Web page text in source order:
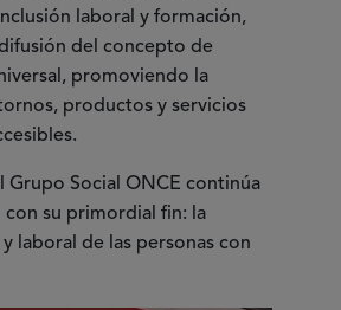
laboral y formación,
del concepto de
promoviendo la
productos y servicios
Grupo Social ONCE continúa
su primordial fin: la
laboral de las personas con